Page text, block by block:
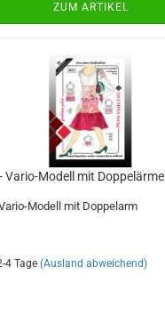
ZUM ARTIKEL
Modell mit Doppelärmel
Modell mit Doppelarm
4 Tage (Ausland abweichend)